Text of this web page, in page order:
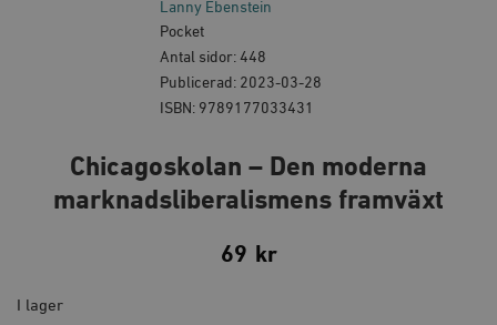
Lanny Ebenstein
Pocket
Antal sidor: 448
Publicerad: 2023-03-28
ISBN: 9789177033431
Chicagoskolan – Den moderna
marknadsliberalismens framväxt
69 kr
I lager